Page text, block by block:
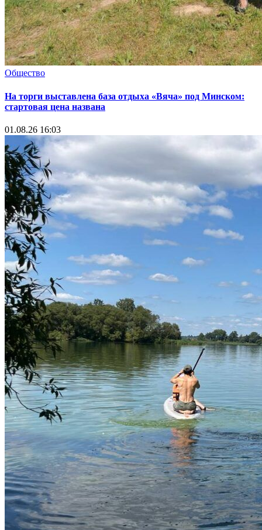
Общество
На торги выставлена база отдыха «Вяча» под Минском:
стартовая цена названа
01.08.26 16:03